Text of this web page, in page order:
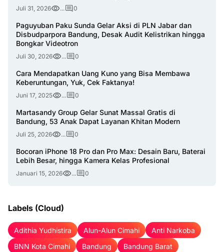
Juli 31, 2026 ... 0
Paguyuban Paku Sunda Gelar Aksi di PLN Jabar dan
Disbudparpora Bandung, Desak Audit Kelistrikan hingga
Bongkar Videotron
Juli 30, 2026 ... 0
Cara Mendapatkan Uang Kuno yang Bisa Membawa
Keberuntungan, Yuk, Cek Faktanya!
Juni 17, 2025 ... 0
Martasandy Group Gelar Sunat Massal Gratis di
Bandung, 53 Anak Dapat Layanan Khitan Modern
Juli 25, 2026 ... 0
Bocoran iPhone 18 Pro dan Pro Max: Desain Baru, Baterai
Lebih Besar, hingga Kamera Kelas Profesional
Januari 15, 2026 ... 0
Labels (Cloud)
Adithia Yudhistira Alun-Alun Cimahi
Anti Narkoba
BNN Kota Cimahi
Bandung
Bandung Barat